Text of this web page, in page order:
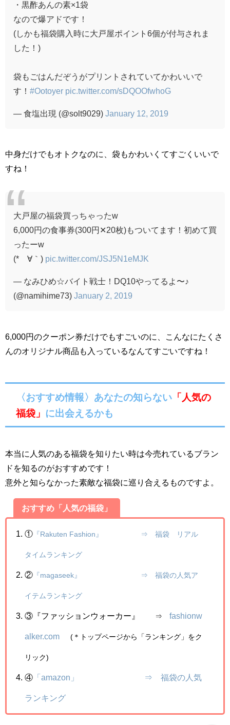
・黒酢あんの素×1袋
なので爆アドです！
(しかも福袋購入時に大戸屋ポイント6個が付与されま
した！)
袋もごはんだぞうがプリントされていてかわいいで
す！ #Ootoyer pic.twitter.com/sDQOOfwhoG
— 食塩出現 (@solt9029) January 12, 2019
中身だけでもオトクなのに、袋もかわいくてすごくいいで
すね！
大戸屋の福袋買っちゃったw
6,000円の食事券(300円✕20枚)もついてます！初めて買
ったーw
(*´∀｀) pic.twitter.com/JSJ5N1eMJK
— なみひめ☆バイト戦士！DQ10やってるよ〜♪
(@namihime73) January 2, 2019
6,000円のクーポン券だけでもすごいのに、こんなにたくさ
んのオリジナル商品も入っているなんてすごいですね！
〈おすすめ情報〉 あなたの知らない「人気の
福袋」
に出会えるかも
本当に人気のある福袋を知りたい時は今売れているブラン
ドを知るのがおすすめです！
意外と知らなかった素敵な福袋に巡り合えるものですよ。
おすすめ「人気の福袋」
① 『Rakuten Fashion』 ⇒ 福袋 リアル
タイムランキング
② 『magaseek』 ⇒ 福袋の人気ア
イテムランキング
③『ファッションウォーカー』 ⇒fashionw
alker.com (＊トップページから「ランキング」をク
リック)
④ 「amazon」 ⇒ 福袋の人気
ランキング